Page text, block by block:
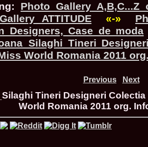
Photo_Gallery
ATTITUDE
«-»
Designers, Case de moda
Tineri
World Romania 2011
Previous Next
Tineri Designeri
World Romania 2011 org.